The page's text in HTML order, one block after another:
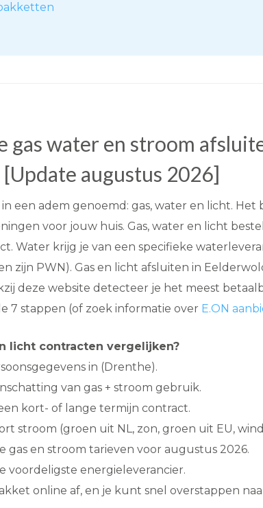
gas water en stroom
augustus 2026]
een adem genoemd: gas, water en licht. Het
voor jouw huis. Gas, water en licht
Water krijg je van een specifieke
zijn PWN). Gas en licht afsluiten in
deze website detecteer je het meest
7 stappen (of zoek informatie over E.ON
licht contracten vergelijken?
in (Drenthe).
van gas + stroom gebruik.
kort- of lange termijn contract.
stroom (groen uit NL, zon, groen uit EU,
gas en stroom tarieven voor augustus 2026.
voordeligste energieleverancier.
online af, en je kunt snel overstappen